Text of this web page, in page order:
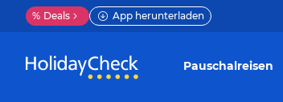
% Deals App herunterladen
Pauschalreisen